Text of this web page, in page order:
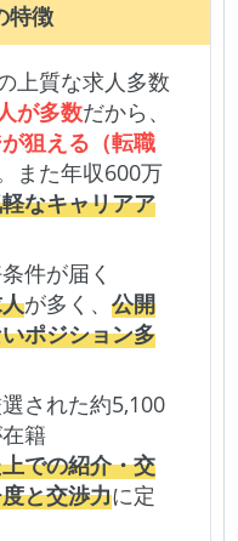
特徴
上質な求人多数
が多数だから、
狙える（転職
また年収600万
なキャリアア
件が届く
が多く、公開
ポジション多
された約5,100
籍
での紹介・交
と交渉力に定